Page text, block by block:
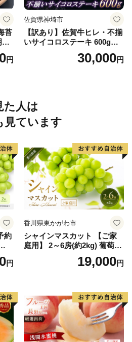
苔
海
円
佐賀県神埼市
【訳あり】佐賀牛ヒレ・不揃
いサイコロステーキ 600g
【訳あり 牛肉 牛 佐賀牛 不揃
い ヒレ 切り落とし 600g】(H
30,000円
た人は
見ています
約
円
香川県東かがわ市
シャインマスカット 【ご家
庭用】 2～6房(約2kg) 葡萄 ぶ
どう ブドウ フルーツ 果物 く
だもの 果実 旬の果物 旬のフ
19,000円